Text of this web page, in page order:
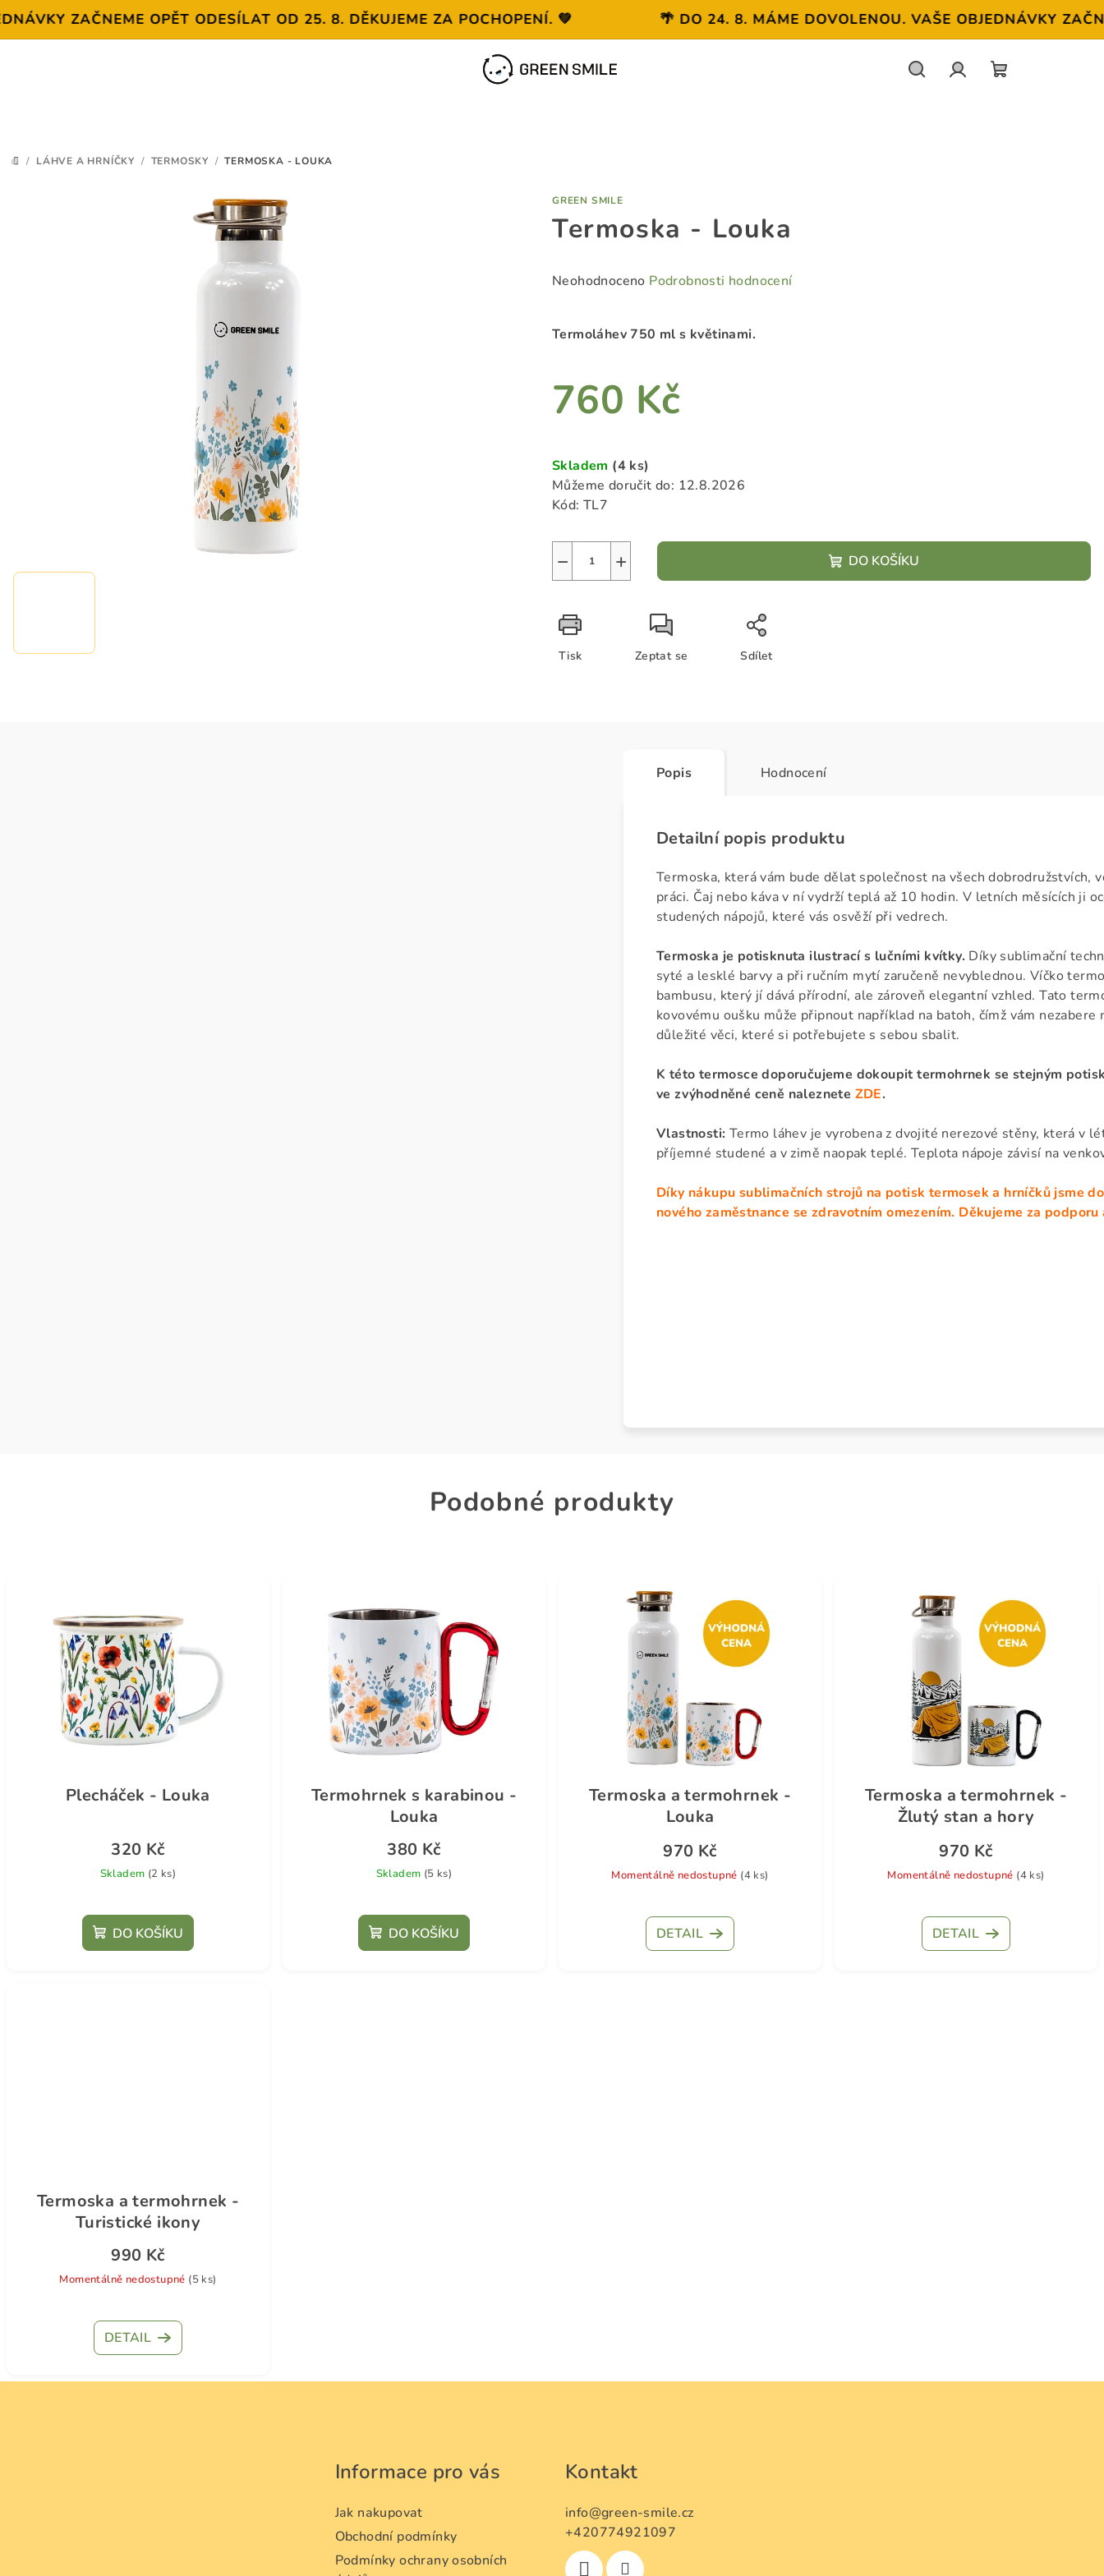
ZAČNEME OPĚT ODESÍLAT OD 25. 8. DĚKUJEME ZA POCHOPENÍ. 💚 🌴 DO 24. 8. MÁME DOVOLENOU. VAŠE OBJEDNÁVKY
DOMŮ
/ LÁHVE A HRNÍČKY / TERMOSKY / TERMOSKA - LOUKA
GREEN SMILE
Termoska - Louka
Průměrné
je
5
hvězdiček.
Neohodnoceno Podrobnosti hodnocení
Termoláhev 750 ml s květinami.
760 Kč
cena:
Skladem (4 ks)
Můžeme doručit do: 12.8.2026
Kód: TL7
+
− DO KOŠÍKU
Tisk Zeptat se Sdílet
Popis Hodnocení
Detailní popis produktu
Termoska, která vám bude dělat společnost na všech dobrodružstvích,
práci. Čaj nebo káva v ní vydrží teplá až 10 hodin. V letních měsících ji
studených nápojů, které vás osvěží při vedrech.
Termoska je potisknuta ilustrací s lučními kvítky. Díky sublimační
syté a lesklé barvy a při ručním mytí zaručeně nevyblednou. Víčko
bambusu, který jí dává přírodní, ale zároveň elegantní vzhled. Tato
kovovému oušku může připnout například na batoh, čímž vám
důležité věci, které si potřebujete s sebou sbalit.
K této termosce doporučujeme dokoupit termohrnek se stejným
ve zvýhodněné ceně naleznete ZDE.
Vlastnosti: Termo láhev je vyrobena z dvojité nerezové stěny, která v
příjemné studené a v zimě naopak teplé. Teplota nápoje závisí na
Díky nákupu sublimačních strojů na potisk termosek a hrníčků jsme
nového zaměstnance se zdravotním omezením. Děkujeme za podporu
Podobné produkty
Plecháček - Louka
320 Kč
Skladem (2 ks)
DO KOŠÍKU
Termohrnek s karabinou -
Louka
380 Kč
Skladem (5 ks)
DO KOŠÍKU
Termoska a termohrnek -
Louka
970 Kč
Momentálně nedostupné (4 ks)
DETAIL
Termoska a termohrnek -
Žlutý stan a hory
970 Kč
Momentálně nedostupné (4 ks)
DETAIL
Termoska a termohrnek -
Turistické ikony
990 Kč
Momentálně nedostupné (5 ks)
DETAIL
Informace pro vás
Jak nakupovat
Obchodní podmínky
Podmínky ochrany osobních
Kontakt
info@green-smile.cz
+420774921097